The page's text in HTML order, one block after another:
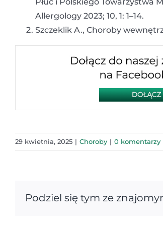
Allergology 2023; 10, 1: 1–14.
Szczeklik A., Choroby
29 kwietnia, 2025 | Choroby | 0 komentarzy
Podziel się tym ze